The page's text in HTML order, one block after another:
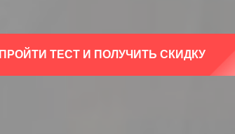
ПРОЙТИ ТЕСТ И ПОЛУЧИТЬ СКИДКУ